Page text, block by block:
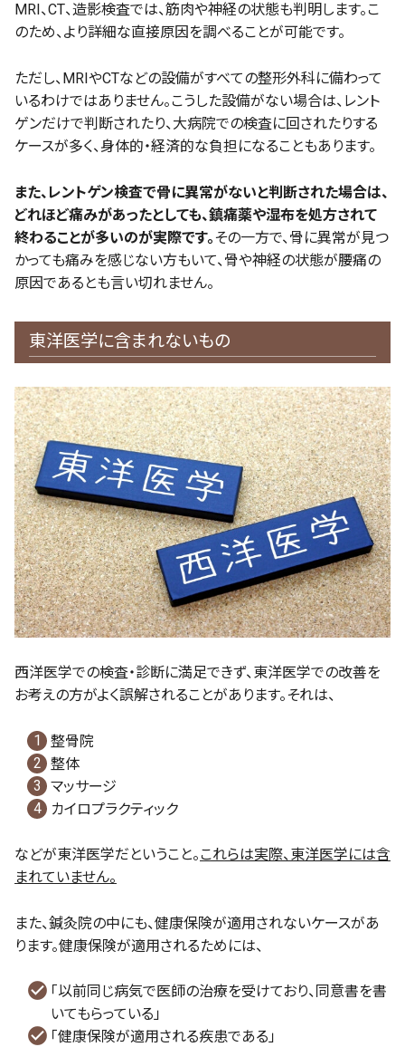
MRI、CT、造影検査では、筋肉や神経の状態も判明します。こ
のため、より詳細な直接原因を調べることが可能です。
ただし、MRIやCTなどの設備がすべての整形外科に備わって
いるわけではありません。こうした設備がない場合は、レント
ゲンだけで判断されたり、大病院での検査に回されたりする
ケースが多く、身体的・経済的な負担になることもあります。
また、レントゲン検査で骨に異常がないと判断された場合は、
どれほど痛みがあったとしても、鎮痛薬や湿布を処方されて
終わることが多いのが実際です。その一方で、骨に異常が見つ
かっても痛みを感じない方もいて、骨や神経の状態が腰痛の
原因であるとも言い切れません。
東洋医学に含まれないもの
西洋医学での検査・診断に満足できず、東洋医学での改善を
お考えの方がよく誤解されることがあります。それは、
整骨院
整体
マッサージ
カイロプラクティック
などが東洋医学だということ。 これらは実際、東洋医学には含
まれていません。
また、鍼灸院の中にも、健康保険が適用されないケースがあ
ります。健康保険が適用されるためには、
「以前同じ病気で医師の治療を受けており、同意書を書
いてもらっている」
「健康保険が適用される疾患である」